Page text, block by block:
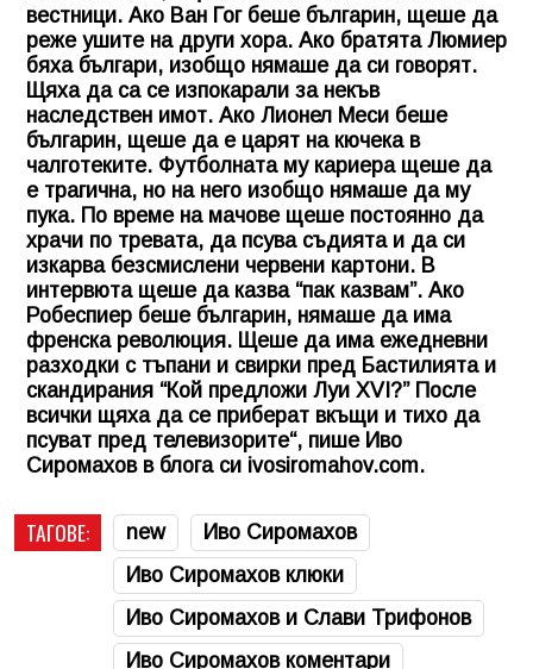
вестници. Ако Ван Гог беше българин, щеше да
реже ушите на други хора. Ако братята Люмиер
бяха българи, изобщо нямаше да си говорят.
Щяха да са се изпокарали за некъв
наследствен имот. Ако Лионел Меси беше
българин, щеше да е царят на кючека в
чалготеките. Футболната му кариера щеше да
е трагична, но на него изобщо нямаше да му
пука. По време на мачове щеше постоянно да
храчи по тревата, да псува съдията и да си
изкарва безсмислени червени картони. В
интервюта щеше да казва “пак казвам”. Ако
Робеспиер беше българин, нямаше да има
френска революция. Щеше да има ежедневни
разходки с тъпани и свирки пред Бастилията и
скандирания “Кой предложи Луи XVI?” После
всички щяха да се приберат вкъщи и тихо да
псуват пред телевизорите“, пише Иво
Сиромахов в блога си ivosiromahov.com.
ТАГОВЕ: new
Иво Сиромахов
Иво Сиромахов клюки
Иво Сиромахов и Слави Трифонов
Иво Сиромахов коментари